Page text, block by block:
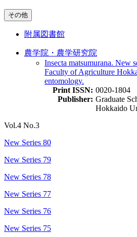
その他
附属図書館
農学院・農学研究院
Insecta matsumurana. New
Faculty of Agriculture
entomology.
Print ISSN: 0020-1804
Publisher: Graduate
Hokkaido
Vol.4 No.3
New Series 80
New Series 79
New Series 78
New Series 77
New Series 76
New Series 75